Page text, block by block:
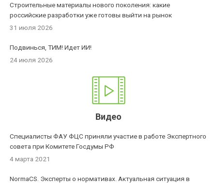
Строительные материалы нового поколения: какие
российские разработки уже готовы выйти на рынок
31 июля 2026
Подвинься, ТИМ! Идет ИИ!
24 июля 2026
Видео
Специалисты ФАУ ФЦС приняли участие в работе Экспертного
совета при Комитете Госдумы РФ
4 марта 2021
NormaCS. Эксперты о нормативах. Актуальная ситуация в